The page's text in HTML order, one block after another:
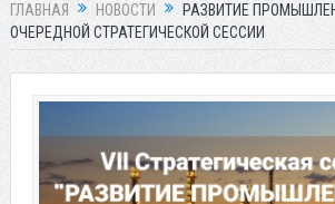
ГЛАВНАЯ НОВОСТИ
РАЗВИТИЕ
ОЧЕРЕДНОЙ СТРАТЕГИЧЕСКОЙ СЕССИИ